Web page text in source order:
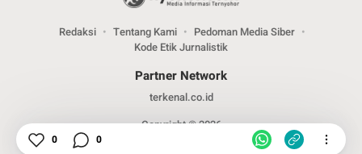
Redaksi Tentang Kami
Pedoman Media Siber
Kode Etik Jurnalistik
Partner Network
terkenal.co.id
Copyright © 2026
0 0